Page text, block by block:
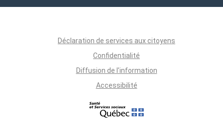
Déclaration de services aux citoyens
Confidentialité
Diffusion de l'information
Accessibilité